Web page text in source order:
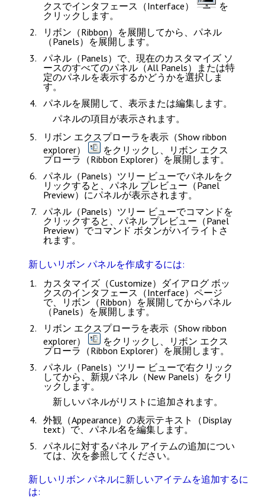
クスでインタフェース（Interface）
を
クリックします。
リボン（Ribbon） を展開してから、パネル
（Panels） を展開します。
パネル（Panels） で、現在のカスタマイズ ソ
ースのすべてのパネル（All Panels）
または特
定のパネルを表示するかどうかを選択しま
す。
パネルを展開して、表示または編集します。
パネルの項目が表示されます。
リボン エクスプローラを表示（Show ribbon
explorer）
をクリックし、
リボン エクス
プローラ（Ribbon Explorer） を展開します。
パネル（Panels） ツリー ビューでパネルをク
リックすると、パネル プレビュー（Panel
Preview） にパネルが表示されます。
パネル（Panels） ツリー ビューでコマンドを
クリックすると、パネル プレビュー（Panel
Preview） でコマンド ボタンがハイライトさ
れます。
新しいリボン パネルを作成するには:
カスタマイズ（Customize） ダイアログ ボッ
クスのインタフェース（Interface）ページ
で、
リボン（Ribbon） を展開してからパネル
（Panels） を展開します。
リボン エクスプローラを表示（Show ribbon
explorer）
をクリックし、
リボン エクス
プローラ（Ribbon Explorer） を展開します。
パネル（Panels） ツリー ビューで右クリック
してから、 新規パネル（New Panels） をクリ
ックします。
新しいパネルがリストに追加されます。
外観（Appearance）の表示テキスト（Display
text）で、パネル名を編集します。
パネルに対するパネル アイテムの追加につい
ては、次を参照してください。
新しいリボン パネルに新しいアイテムを追加するに
は: